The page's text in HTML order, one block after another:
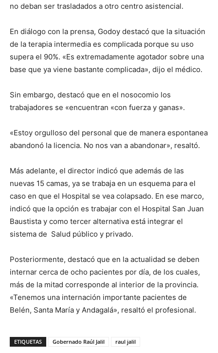
no deban ser trasladados a otro centro asistencial.
En diálogo con la prensa, Godoy destacó que la situación
de la terapia intermedia es complicada porque su uso
supera el 90%. «Es extremadamente agotador sobre una
base que ya viene bastante complicada», dijo el médico.
Sin embargo, destacó que en el nosocomio los
trabajadores se «encuentran «con fuerza y ganas».
«Estoy orgulloso del personal que de manera espontanea
abandonó la licencia. No nos van a abandonar», resaltó.
Más adelante, el director indicó que además de las
nuevas 15 camas, ya se trabaja en un esquema para el
caso en que el Hospital se vea colapsado. En ese marco,
indicó que la opción es trabajar con el Hospital San Juan
Baustista y como tercer alternativa está integrar el
sistema de Salud público y privado.
Posteriormente, destacó que en la actualidad se deben
internar cerca de ocho pacientes por día, de los cuales,
más de la mitad corresponde al interior de la provincia.
«Tenemos una internación importante pacientes de
Belén, Santa María y Andagalá», resaltó el profesional.
ETIQUETAS Gobernado Raúl Jalil raul jalil